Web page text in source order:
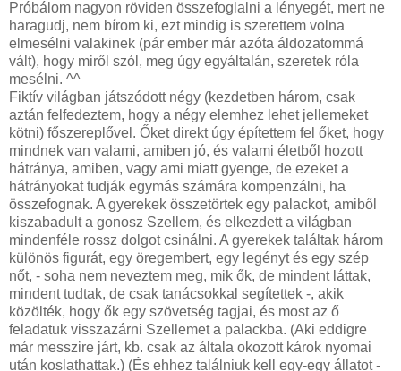
Próbálom nagyon röviden összefoglalni a lényegét, mert ne
haragudj, nem bírom ki, ezt mindig is szerettem volna
elmesélni valakinek (pár ember már azóta áldozatommá
vált), hogy miről szól, meg úgy egyáltalán, szeretek róla
mesélni. ^^
Fiktív világban játszódott négy (kezdetben három, csak
aztán felfedeztem, hogy a négy elemhez lehet jellemeket
kötni) főszereplővel. Őket direkt úgy építettem fel őket, hogy
mindnek van valami, amiben jó, és valami életből hozott
hátránya, amiben, vagy ami miatt gyenge, de ezeket a
hátrányokat tudják egymás számára kompenzálni, ha
összefognak. A gyerekek összetörtek egy palackot, amiből
kiszabadult a gonosz Szellem, és elkezdett a világban
mindenféle rossz dolgot csinálni. A gyerekek találtak három
különös figurát, egy öregembert, egy legényt és egy szép
nőt, - soha nem neveztem meg, mik ők, de mindent láttak,
mindent tudtak, de csak tanácsokkal segítettek -, akik
közölték, hogy ők egy szövetség tagjai, és most az ő
feladatuk visszazárni Szellemet a palackba. (Aki eddigre
már messzire járt, kb. csak az általa okozott károk nyomai
után koslathattak.) (És ehhez találniuk kell egy-egy állatot -